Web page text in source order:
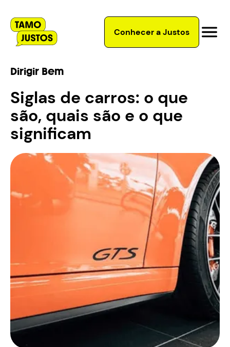
Conhecer a Justos
Dirigir Bem
Siglas de carros: o que
são, quais são e o que
significam